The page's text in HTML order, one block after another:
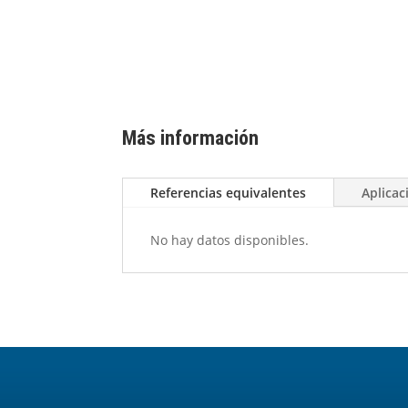
Más información
Referencias equivalentes
No hay datos disponibles.